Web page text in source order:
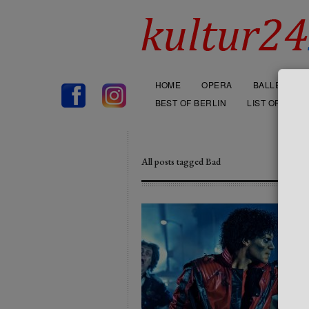
HOME OPERA BALLET
BEST OF BERLIN
LIST OF
All posts tagged Bad